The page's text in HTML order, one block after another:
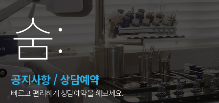
숨:
공지사항 / 상담예약
빠르고 편리하게 상담예약을 해보세요.